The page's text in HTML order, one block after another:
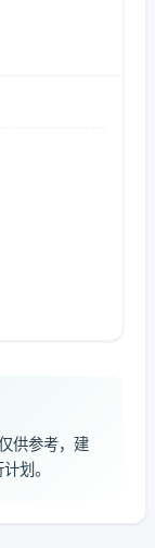
供参考，建
划。